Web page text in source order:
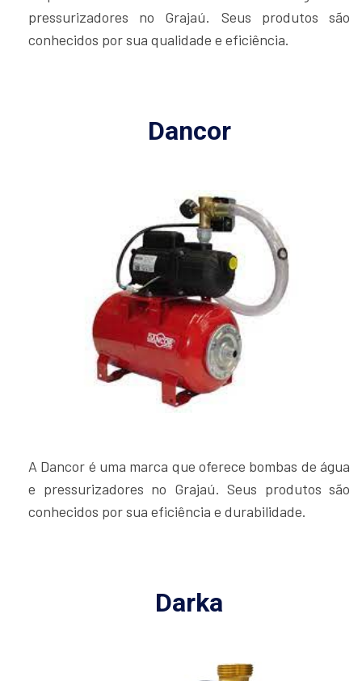
pressurizadores no Grajaú. Seus produtos são
conhecidos por sua qualidade e eficiência.
Dancor
A Dancor é uma marca que oferece bombas de água
e pressurizadores no Grajaú. Seus produtos são
conhecidos por sua eficiência e durabilidade.
Darka